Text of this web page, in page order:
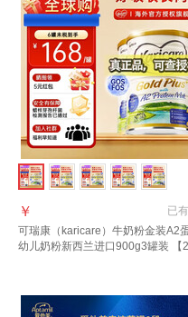
已有
￥
可瑞康（karicare）牛奶粉金装A2
幼儿奶粉新西兰进口900g3罐装 【